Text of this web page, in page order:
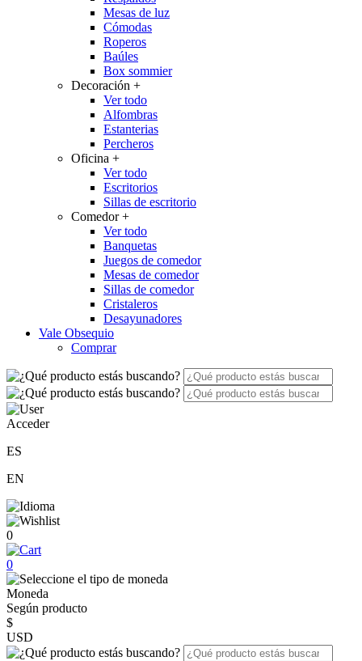
Mesas de luz
Cómodas
Roperos
Baúles
Box sommier
Decoración +
Ver todo
Alfombras
Estanterias
Percheros
Oficina +
Ver todo
Escritorios
Sillas de escritorio
Comedor+
Ver todo
Banquetas
Juegos de comedor
Mesas de comedor
Sillas de comedor
Cristaleros
Desayunadores
Vale Obsequio
Comprar
Acceder
ES
EN
0
0
Moneda
Según producto
$
USD